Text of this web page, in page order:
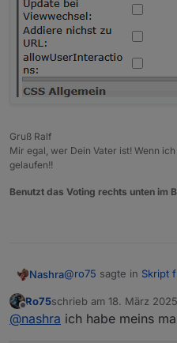
Gruß Ralf
Mir egal, wer Dein Vater ist! Wenn
gelaufen!!
Benutzt das Voting rechts unten im
Nashra@ro75 sagte in Skript
@ nashra Image mit
Offline
Ro75schrieb am 18. März
zuletzt editiert von
@nashra ich habe meins